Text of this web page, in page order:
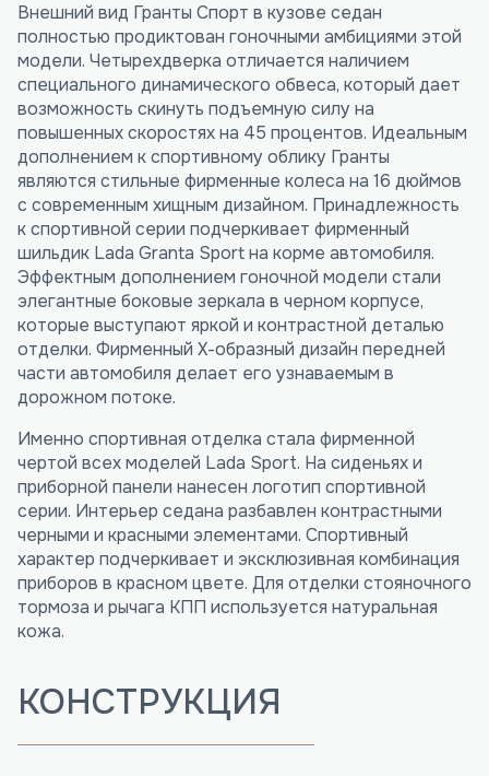
Внешний вид Гранты Спорт в кузове седан
полностью продиктован гоночными амбициями этой
модели. Четырехдверка отличается наличием
специального динамического обвеса, который дает
возможность скинуть подъемную силу на
повышенных скоростях на 45 процентов. Идеальным
дополнением к спортивному облику Гранты
являются стильные фирменные колеса на 16 дюймов
с современным хищным дизайном. Принадлежность
к спортивной серии подчеркивает фирменный
шильдик Lada Granta Sport на корме автомобиля.
Эффектным дополнением гоночной модели стали
элегантные боковые зеркала в черном корпусе,
которые выступают яркой и контрастной деталью
отделки. Фирменный Х-образный дизайн передней
части автомобиля делает его узнаваемым в
дорожном потоке.
Именно спортивная отделка стала фирменной
чертой всех моделей Lada Sport. На сиденьях и
приборной панели нанесен логотип спортивной
серии. Интерьер седана разбавлен контрастными
черными и красными элементами. Спортивный
характер подчеркивает и эксклюзивная комбинация
приборов в красном цвете. Для отделки стояночного
тормоза и рычага КПП используется натуральная
кожа.
КОНСТРУКЦИЯ